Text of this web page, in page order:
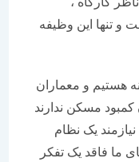
این وظیفه
و معماران
ندارند
یک نظام
یک تفکر